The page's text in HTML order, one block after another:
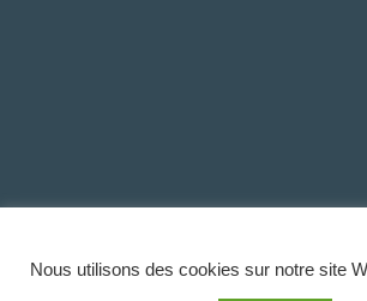
Nous utilisons des cookies sur notre site